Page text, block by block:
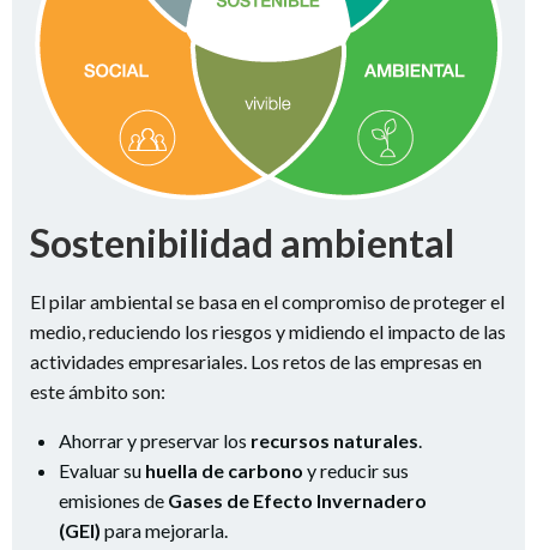
Sostenibilidad ambiental
El pilar ambiental se basa en el compromiso de proteger el
medio, reduciendo los riesgos y midiendo el impacto de las
actividades empresariales. Los retos de las empresas en
este ámbito son:
Ahorrar y preservar los recursos naturales.
Evaluar su huella de carbono y reducir sus
emisiones de Gases de Efecto Invernadero
(GEI) para mejorarla.